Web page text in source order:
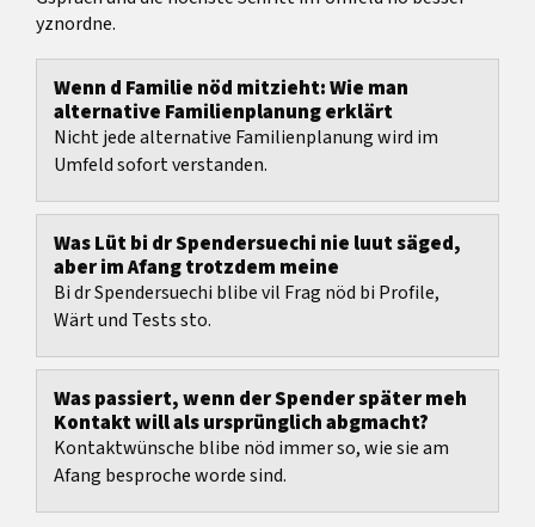
yznordne.
Wenn d Familie nöd mitzieht: Wie man
alternative Familienplanung erklärt
Nicht jede alternative Familienplanung wird im
Umfeld sofort verstanden.
Was Lüt bi dr Spendersuechi nie luut säged,
aber im Afang trotzdem meine
Bi dr Spendersuechi blibe vil Frag nöd bi Profile,
Wärt und Tests sto.
Was passiert, wenn der Spender später meh
Kontakt will als ursprünglich abgmacht?
Kontaktwünsche blibe nöd immer so, wie sie am
Afang besproche worde sind.